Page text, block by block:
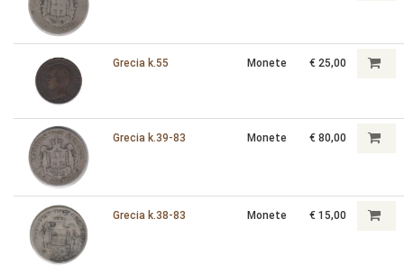
Grecia k.55 Monete € 25,00
Grecia k.39-83 Monete € 80,00
Grecia k.38-83 Monete € 15,00